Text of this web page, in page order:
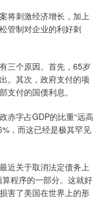
刺激经济增长，加上
管制对企业的利好刺
个原因。首先，65岁
。其次，政府支付的项
支付的国债利息。
字占GDP的比重“远高
，而这已经是极其罕见
关于取消法定债务上
程序的一部分。这就好
害了美国在世界上的形